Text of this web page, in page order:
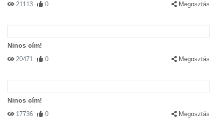
21113 0 Megosztás
Nincs cím!
20471 0 Megosztás
Nincs cím!
17736 0 Megosztás